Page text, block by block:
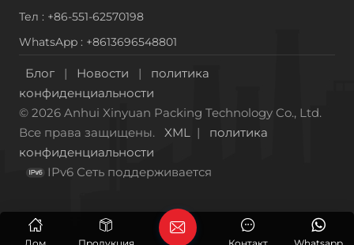
Тел : +86-551-62570198
WhatsApp : +8613696548801
Блог | Новости |
политика
конфиденциальности
© 2026 Anhui Xinyuan Packing Technology Co., Ltd.
Все права защищены.
XML |
политика
конфиденциальности
IPv6 Сеть поддерживается